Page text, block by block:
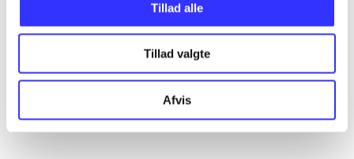
Tillad alle
Tillad valgte
Afvis